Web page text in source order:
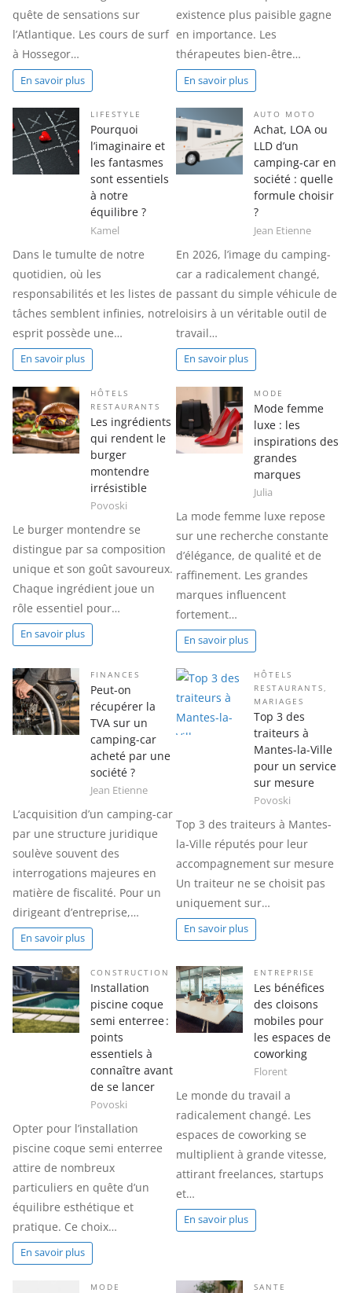
quête de sensations sur
l’Atlantique. Les cours de surf
à Hossegor…
En savoir plus
existence plus paisible gagne
en importance. Les
thérapeutes bien-être…
En savoir plus
LIFESTYLE
Pourquoi
l’imaginaire et
les fantasmes
sont essentiels
à notre
équilibre ?
Kamel
Dans le tumulte de notre
quotidien, où les
responsabilités et les listes de
tâches semblent infinies, notre
esprit possède une…
En savoir plus
AUTO MOTO
Achat, LOA ou
LLD d’un
camping-car en
société : quelle
formule choisir
?
Jean Etienne
En 2026, l’image du camping-
car a radicalement changé,
passant du simple véhicule de
loisirs à un véritable outil de
travail…
En savoir plus
HÔTELS
RESTAURANTS
Les ingrédients
qui rendent le
burger
montendre
irrésistible
Povoski
Le burger montendre se
distingue par sa composition
unique et son goût savoureux.
Chaque ingrédient joue un
rôle essentiel pour…
En savoir plus
MODE
Mode femme
luxe : les
inspirations des
grandes
marques
Julia
La mode femme luxe repose
sur une recherche constante
d’élégance, de qualité et de
raffinement. Les grandes
marques influencent
fortement…
En savoir plus
FINANCES
Peut-on
récupérer la
TVA sur un
camping-car
acheté par une
société ?
Jean Etienne
L’acquisition d’un camping-car
par une structure juridique
soulève souvent des
interrogations majeures en
matière de fiscalité. Pour un
dirigeant d’entreprise,…
En savoir plus
HÔTELS
RESTAURANTS,
MARIAGES
Top 3 des
traiteurs à
Mantes-la-Ville
pour un service
sur mesure
Povoski
Top 3 des traiteurs à Mantes-
la-Ville réputés pour leur
accompagnement sur mesure
Un traiteur ne se choisit pas
uniquement sur…
En savoir plus
CONSTRUCTION
Installation
piscine coque
semi enterree :
points
essentiels à
connaître avant
de se lancer
Povoski
Opter pour l’installation
piscine coque semi enterree
attire de nombreux
particuliers en quête d’un
équilibre esthétique et
pratique. Ce choix…
En savoir plus
ENTREPRISE
Les bénéfices
des cloisons
mobiles pour
les espaces de
coworking
Florent
Le monde du travail a
radicalement changé. Les
espaces de coworking se
multiplient à grande vitesse,
attirant freelances, startups
et…
En savoir plus
MODE SANTE